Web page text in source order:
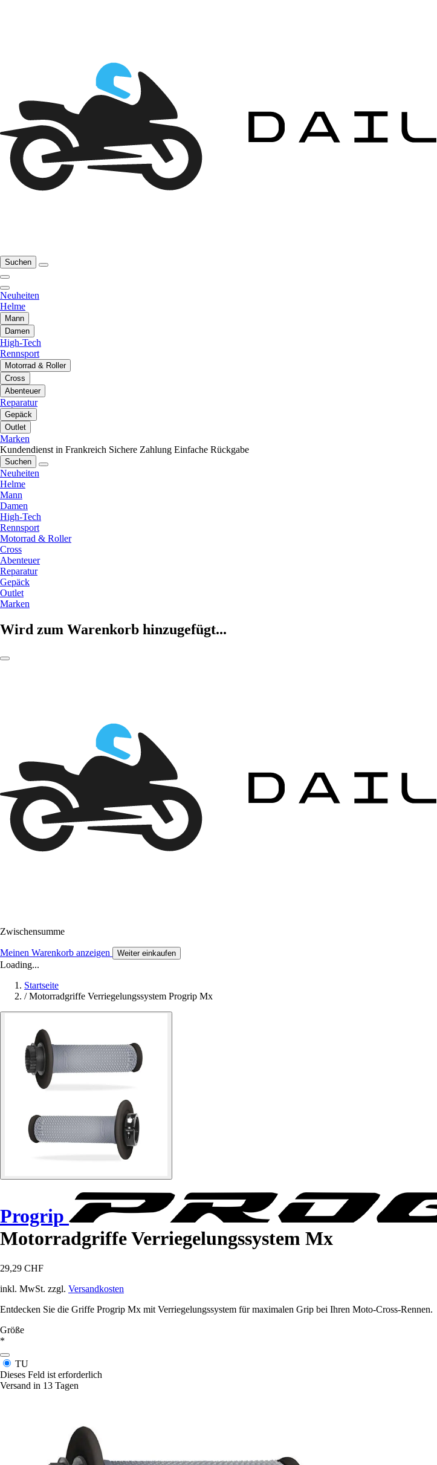
Suchen
Neuheiten
Helme
Mann
Damen
High-Tech
Rennsport
Motorrad & Roller
Cross
Abenteuer
Reparatur
Gepäck
Outlet
Marken
Kundendienst in Frankreich Sichere Zahlung Einfache Rückgabe
Suchen
Neuheiten
Helme
Mann
Damen
High-Tech
Rennsport
Motorrad & Roller
Cross
Abenteuer
Reparatur
Gepäck
Outlet
Marken
Wird zum Warenkorb hinzugefügt...
Zwischensumme
Meinen Warenkorb anzeigen Weiter einkaufen
Loading...
Startseite
/ Motorradgriffe Verriegelungssystem Progrip Mx
Progrip
Motorradgriffe Verriegelungssystem Mx
29,29 CHF
inkl. MwSt. zzgl. Versandkosten
Entdecken Sie die Griffe Progrip Mx mit Verriegelungssystem für maximalen Grip bei Ihren Moto-Cross-Rennen.
Größe
*
TU
Dieses Feld ist erforderlich
Versand in 13 Tagen